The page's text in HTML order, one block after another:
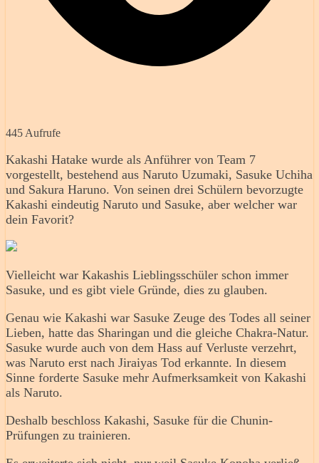
445 Aufrufe
Kakashi Hatake wurde als Anführer von Team 7
vorgestellt, bestehend aus Naruto Uzumaki, Sasuke Uchiha
und Sakura Haruno. Von seinen drei Schülern bevorzugte
Kakashi eindeutig Naruto und Sasuke, aber welcher war
dein Favorit?
Vielleicht war Kakashis Lieblingsschüler schon immer
Sasuke, und es gibt viele Gründe, dies zu glauben.
Genau wie Kakashi war Sasuke Zeuge des Todes all seiner
Lieben, hatte das Sharingan und die gleiche Chakra-Natur.
Sasuke wurde auch von dem Hass auf Verluste verzehrt,
was Naruto erst nach Jiraiyas Tod erkannte. In diesem
Sinne forderte Sasuke mehr Aufmerksamkeit von Kakashi
als Naruto.
Deshalb beschloss Kakashi, Sasuke für die Chunin-
Prüfungen zu trainieren.